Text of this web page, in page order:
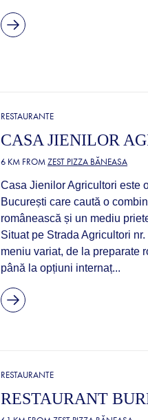
RESTAURANTE
CASA JIENILOR
6 KM FROMZEST PIZZA BĂNEASA
Casa Jienilor Agricultori este
București care caută o
românească și un mediu
Situat pe Strada Agricultori
meniu variat, de la preparate
până la opțiuni internaț...
RESTAURANTE
RESTAURANT